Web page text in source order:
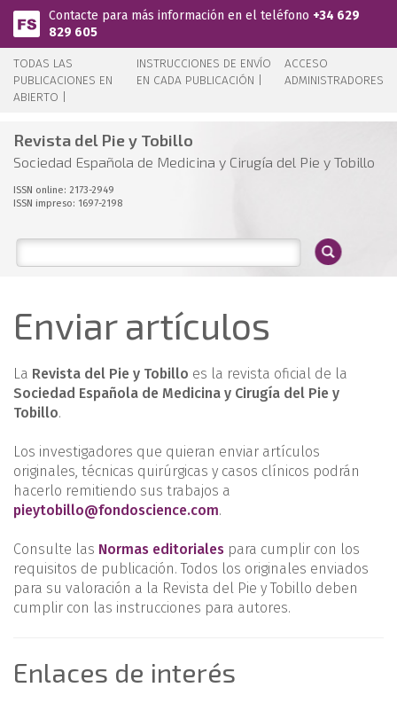
Pasar al contenido principal
Contacte para más información en el teléfono +34 629
829 605
TODAS LAS
PUBLICACIONES EN
ABIERTO |
INSTRUCCIONES DE ENVÍO
EN CADA PUBLICACIÓN |
ACCESO
ADMINISTRADORES
Revista del Pie y Tobillo
Sociedad Española de Medicina y Cirugía del Pie y Tobillo
ISSN online: 2173-2949
ISSN impreso: 1697-2198
Enviar artículos
La Revista del Pie y Tobillo es la revista oficial de la
Sociedad Española de Medicina y Cirugía del Pie y
Tobillo.
Los investigadores que quieran enviar artículos
originales, técnicas quirúrgicas y casos clínicos podrán
hacerlo remitiendo sus trabajos a
pieytobillo@fondoscience.com.
Consulte las Normas editoriales para cumplir con los
requisitos de publicación. Todos los originales enviados
para su valoración a la Revista del Pie y Tobillo deben
cumplir con las instrucciones para autores.
Enlaces de interés